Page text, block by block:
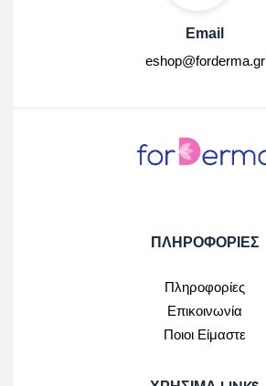
Email
eshop@forderma.gr
ΠΛΗΡΟΦΟΡΙΕΣ
Πληροφορίες
Επικοινωνία
Ποιοι Είμαστε